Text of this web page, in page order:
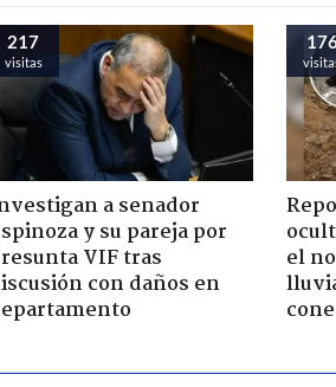
217
visitas
a senador
y su pareja por
VIF tras
con daños en
el